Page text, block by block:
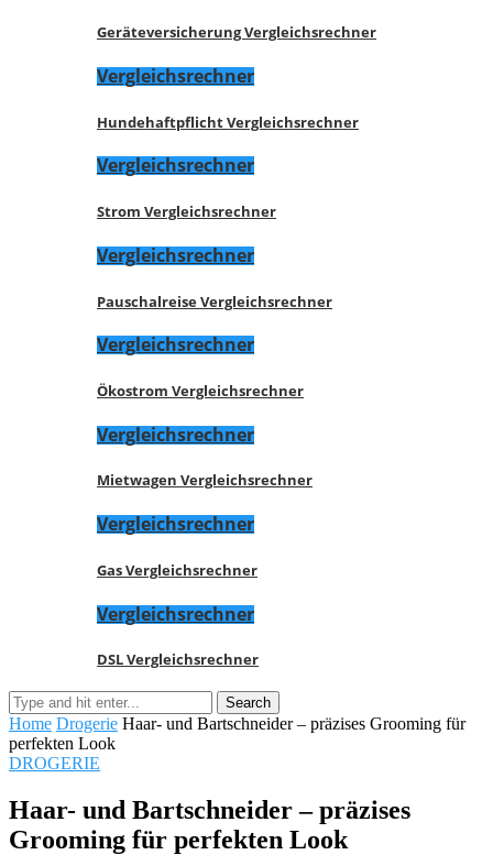
Geräteversicherung Vergleichsrechner
Vergleichsrechner
Hundehaftpflicht Vergleichsrechner
Vergleichsrechner
Strom Vergleichsrechner
Vergleichsrechner
Pauschalreise Vergleichsrechner
Vergleichsrechner
Ökostrom Vergleichsrechner
Vergleichsrechner
Mietwagen Vergleichsrechner
Vergleichsrechner
Gas Vergleichsrechner
Vergleichsrechner
DSL Vergleichsrechner
Home Drogerie Haar- und Bartschneider – präzises Grooming für
perfekten Look
DROGERIE
Haar- und Bartschneider – präzises
Grooming für perfekten Look